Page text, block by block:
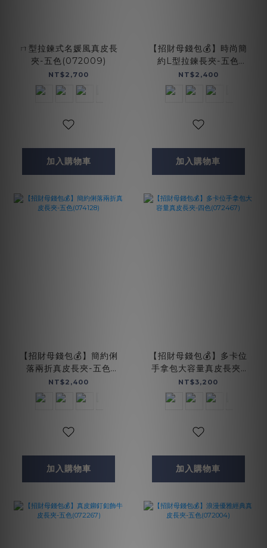
ㄇ型拉鍊式名媛風真皮長
夾-五色(072009)
NT$2,700
加入購物車
【招財母錢包💰】時尚簡
約L型拉鍊長夾-五色
(074354)
NT$2,400
加入購物車
【招財母錢包💰】簡約俐
落兩折真皮長夾-五色
(074128)
NT$2,400
加入購物車
【招財母錢包💰】多卡位
手拿包大容量真皮長夾-
四色(072467)
NT$3,200
加入購物車